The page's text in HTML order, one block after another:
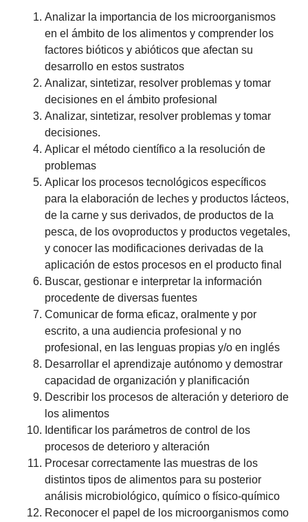
Analizar la importancia de los microorganismos
en el ámbito de los alimentos y comprender los
factores bióticos y abióticos que afectan su
desarrollo en estos sustratos
Analizar, sintetizar, resolver problemas y tomar
decisiones en el ámbito profesional
Analizar, sintetizar, resolver problemas y tomar
decisiones.
Aplicar el método científico a la resolución de
problemas
Aplicar los procesos tecnológicos específicos
para la elaboración de leches y productos lácteos,
de la carne y sus derivados, de productos de la
pesca, de los ovoproductos y productos vegetales,
y conocer las modificaciones derivadas de la
aplicación de estos procesos en el producto final
Buscar, gestionar e interpretar la información
procedente de diversas fuentes
Comunicar de forma eficaz, oralmente y por
escrito, a una audiencia profesional y no
profesional, en las lenguas propias y/o en inglés
Desarrollar el aprendizaje autónomo y demostrar
capacidad de organización y planificación
Describir los procesos de alteración y deterioro de
los alimentos
Identificar los parámetros de control de los
procesos de deterioro y alteración
Procesar correctamente las muestras de los
distintos tipos de alimentos para su posterior
análisis microbiológico, químico o físico-químico
Reconocer el papel de los microorganismos como